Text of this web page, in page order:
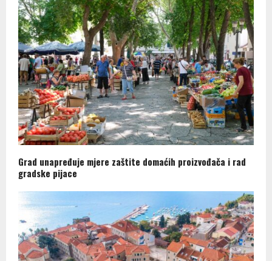
Grad unapređuje mjere zaštite domaćih proizvođača i rad
gradske pijace